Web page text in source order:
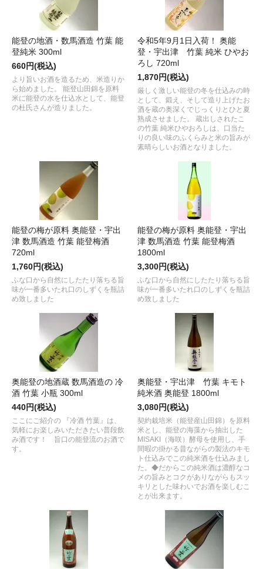
能登の地酒・数馬酒造 竹葉 能
登純米 300ml
660円(税込)
より旨いお酒を造るため、米造りか
ら始めました。 能登山田錦を原料
米に能登の水を仕込水として、能登
の杜氏さんが造りました。
令和5年9月1日入荷！ 奥能
登・宇出津 竹葉 純米 ひやお
ろし 720ml
1,870円(税込)
厳しく激しい能登の冬を仕込みの時
として、鍛え、そして造り上げたお
酒を蔵の奥深くでじっくりとひと夏
熟成させました。 蔵出しされたこ
の竹葉 純米ひやおろしは、口当た
りの良い味のふくらみと米の旨みが
素晴らしいお酒となりました。
能登の梅が原料 奥能登・宇出
津 数馬酒造 竹葉 能登梅酒
720ml
1,760円(税込)
ふな口から自然にしたたり落ちる旨
味が一番多いたれ口のしずくを瓶詰
め致しました
能登の梅が原料 奥能登・宇出
津 数馬酒造 竹葉 能登梅酒
1800ml
3,300円(税込)
ふな口から自然にしたたり落ちる旨
味が一番多いたれ口のしずくを瓶詰
め致しました
奥能登の地酒蔵 数馬酒造の 冷
酒 竹葉 小瓶 300ml
440円(税込)
ここにご紹介の 『冷酒 竹葉』は、
気軽にお楽しみいただきたい普段飲
み酒です！ 旨口の能登流のお酒で
す。
奥能登・宇出津 竹葉 キモト
純米酒 奥能登 1800ml
3,080円(税込)
契約栽培米（能登産山田錦）を原料
米とし、能登の海藻から抽出した
MISAKI（海咲）酵母を使用し、手
間暇の掛かる昔ながらの製法のキモ
ト仕込みでこの純米酒を仕込みまし
た。◆だからこの純米酒は濃醇なコ
メの旨みとコクがありながらもスッ
キリとした味わいでお酒を楽しむこ
とが出来ます。